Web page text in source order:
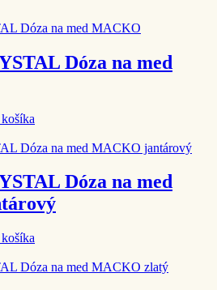
Dóza na med
Dóza na med